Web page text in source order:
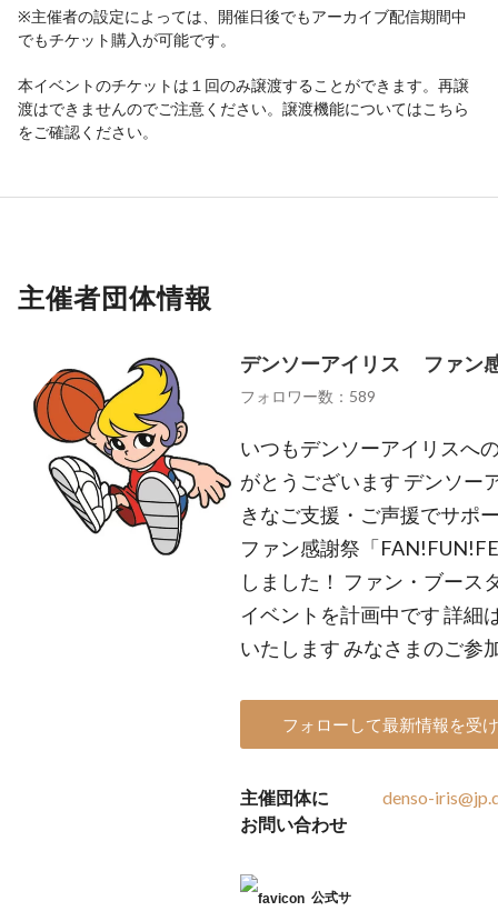
※主催者の設定によっては、開催日後でもアーカイブ配信期間中
でもチケット購入が可能です。
本イベントのチケットは１回のみ譲渡することができます。再譲
渡はできませんのでご注意ください。譲渡機能についてはこちら
をご確認ください。
主催者団体情報
デンソーアイリス ファン
フォロワー数：589
いつもデンソーアイリスへ
がとうございます デンソー
きなご支援・ご声援でサポ
ファン感謝祭「
しました！ ファン・ブース
イベントを計画中です 詳細
いたします みなさまのご参
フォローして最新情報を受
主催団体に
お問い合わせ
denso-
公式サ